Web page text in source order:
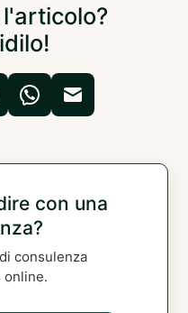
con una
consulenza
online.